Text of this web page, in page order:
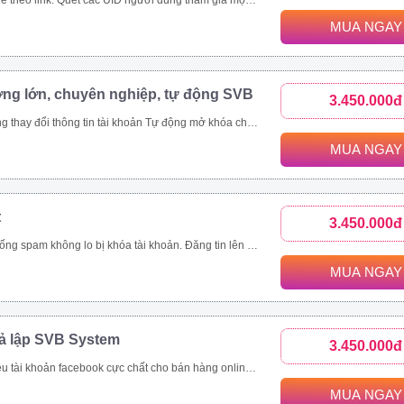
MUA NGAY
lớn, chuyên nghiệp, tự động SVB
livestream, like page, follow theo uid Xây dựng và copy ảnh nội dung tài khoản đang nuôi theo 1 tài khoản mẫu
3.450.000đ
MUA NGAY
tiết kiệm thời gian hiệu quả Quản lí bài viết dễ dàng, thông minh Nhanh chóng đưa thông tin đến khách hàng trên nhiều kênh như group, fanpage, profile Là giải pháp marketing, quảng cáo, đăng tin bán hàng hoàn toàn tự động và chuyên nghiệp
3.450.000đ
MUA NGAY
lập SVB System
động tham gia nhóm Thiết lập tương tác nick tự động Seeding video livestream bán hàng online Tăng view, tăng mắt xem, comment, chia sẻ livestream Nhắn tin đến khách hàng tiềm năng tự động
3.450.000đ
MUA NGAY